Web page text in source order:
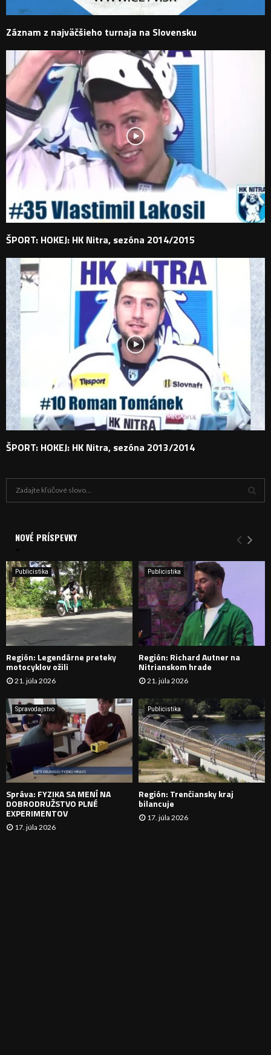
Záznam z najväčšieho turnaja na Slovensku
ŠPORT: HOKEJ: HK Nitra, sezóna 2014/2015
ŠPORT: HOKEJ: HK Nitra, sezóna 2013/2014
i
e
:
Y
H
D
A
N
I
E
NOVÉ PRÍSPEVKY
Publicistika
Región: Legendárne preteky
motocyklov ožili
21. júla 2026
Publicistika
Región: Richard Autner na
Nitrianskom hrade
21. júla 2026
Spravodajstvo
Správa: FYZIKA SA MENÍ NA
DOBRODRUŽSTVO PLNÉ
EXPERIMENTOV
17. júla 2026
Publicistika
Región: Trenčiansky kraj
bilancuje
17. júla 2026